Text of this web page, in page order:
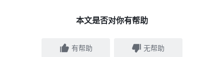
本文是否对你有帮助
有帮助 无帮助